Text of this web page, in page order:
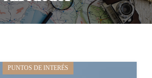
PUNTOS DE INTERÉS